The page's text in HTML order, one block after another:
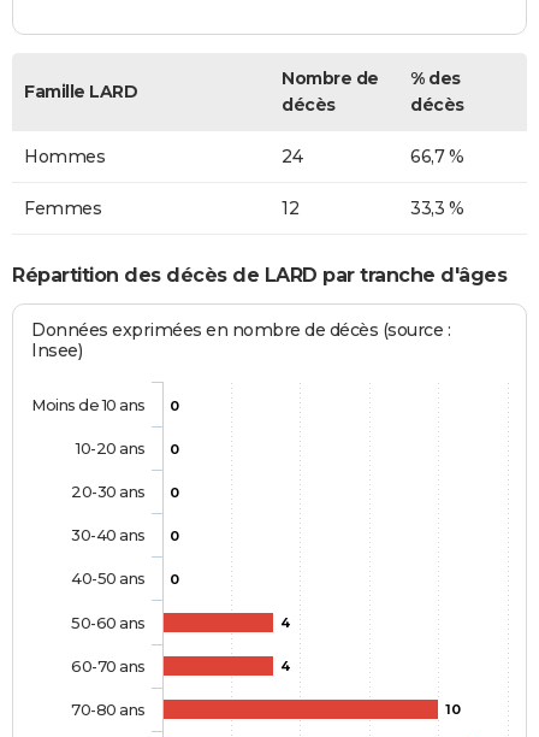
Famille LARD
Nombre de
décès
% des
décès
Hommes 24 66,7 %
Femmes 12 33,3 %
Répartition des décès de LARD par tranche d'âges
Données exprimées en nombre de décès (source :
Insee)
0
0
0
0
0
4
4
10
Moins de 10 ans
10-20 ans
20-30 ans
30-40 ans
40-50 ans
50-60 ans
60-70 ans
70-80 ans